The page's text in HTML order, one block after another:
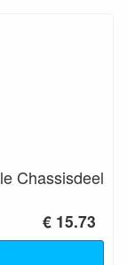
Chassisdeel
€ 15.73